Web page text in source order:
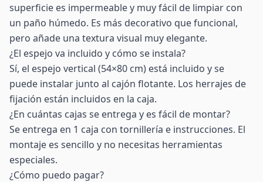
superficie es impermeable y muy fácil de limpiar con
un paño húmedo. Es más decorativo que funcional,
pero añade una textura visual muy elegante.
¿El espejo va incluido y cómo se instala?
Sí, el espejo vertical (54×80 cm) está incluido y se
puede instalar junto al cajón flotante. Los herrajes de
fijación están incluidos en la caja.
¿En cuántas cajas se entrega y es fácil de montar?
Se entrega en 1 caja con tornillería e instrucciones. El
montaje es sencillo y no necesitas herramientas
especiales.
¿Cómo puedo pagar?